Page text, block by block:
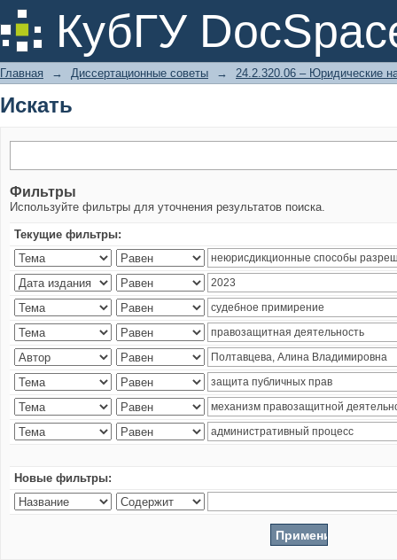
КубГУ
Искать
Главная → Диссертационные советы → 24.2.320.06 – Юридические
Искать
Фильтры
Используйте фильтры для уточнения результатов поиска.
Текущие фильтры:
Новые фильтры: